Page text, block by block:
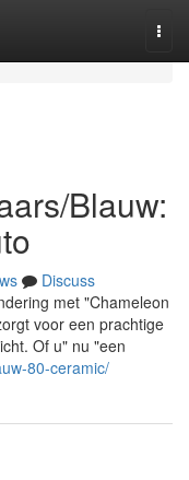
Blauw:
Discuss
met "Chameleon
voor een prachtige
Of u" nu "een
80-ceramic/